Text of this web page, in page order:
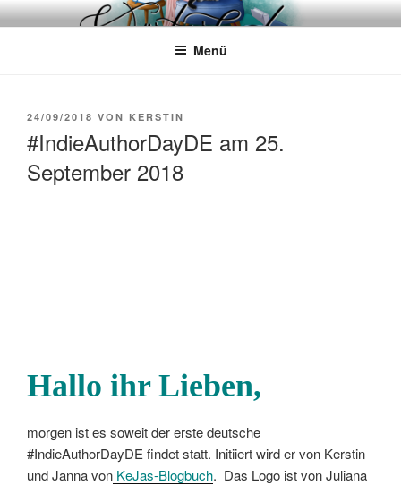
Zum
InhaltWÖRTERKATZE
Von Büchern erzählen
Menü
VERÖFFENTLICHT
24/09/2018 VON KERSTIN
#IndieAuthorDayDE am 25.
September 2018
Hallo ihr Lieben,
morgen ist es soweit der erste deutsche
#IndieAuthorDayDE findet statt. Initiiert wird er von Kerstin
und Janna von KeJas-Blogbuch. Das Logo ist von Juliana